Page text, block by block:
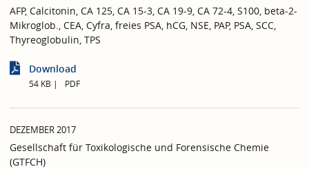
AFP, Calcitonin, CA 125, CA 15-3, CA 19-9, CA 72-4, S100, beta-2-
Mikroglob., CEA, Cyfra, freies PSA, hCG, NSE, PAP, PSA, SCC,
Thyreoglobulin, TPS
Download
54 KB PDF
DEZEMBER 2017
Gesellschaft für Toxikologische und Forensische Chemie
(GTFCH)